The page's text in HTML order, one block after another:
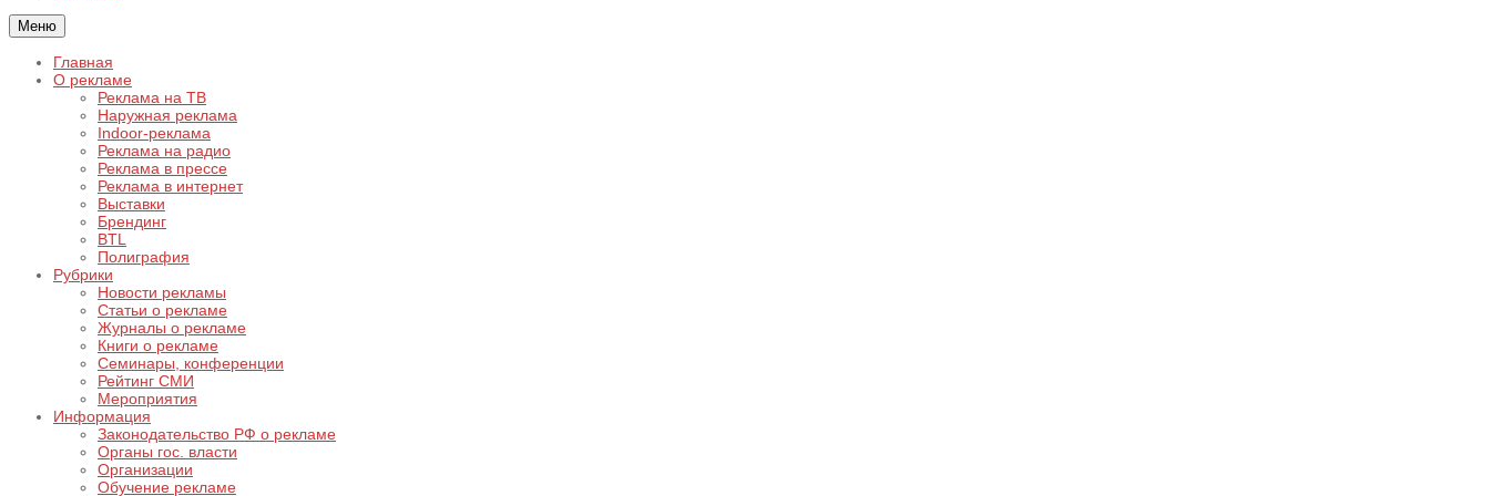
Меню
Главная
О рекламе
Реклама на ТВ
Наружная реклама
Indoor-реклама
Реклама на радио
Реклама в прессе
Реклама в интернет
Выставки
Брендинг
BTL
Полиграфия
Рубрики
Новости рекламы
Статьи о рекламе
Журналы о рекламе
Книги о рекламе
Семинары, конференции
Рейтинг СМИ
Мероприятия
Информация
Законодательство РФ о рекламе
Органы гос. власти
Организации
Обучение рекламе